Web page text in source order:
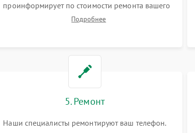
проинформирует по стоимости ремонта вашего
телефона а также ответит на все ваши вопросы.
Подробнее
5. Ремонт
Наши специалисты ремонтируют ваш телефон.